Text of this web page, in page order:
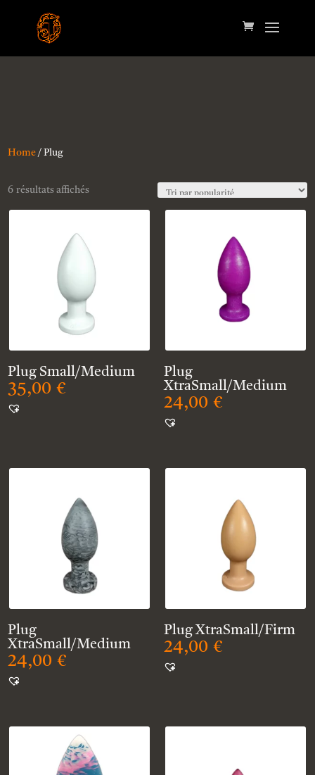
Home / Plug
6 résultats affichés
Plug Small/Medium
35,00€
Plug
XtraSmall/Medium
24,00 €
Plug
XtraSmall/Medium
24,00€
Plug XtraSmall/Firm
24,00 €